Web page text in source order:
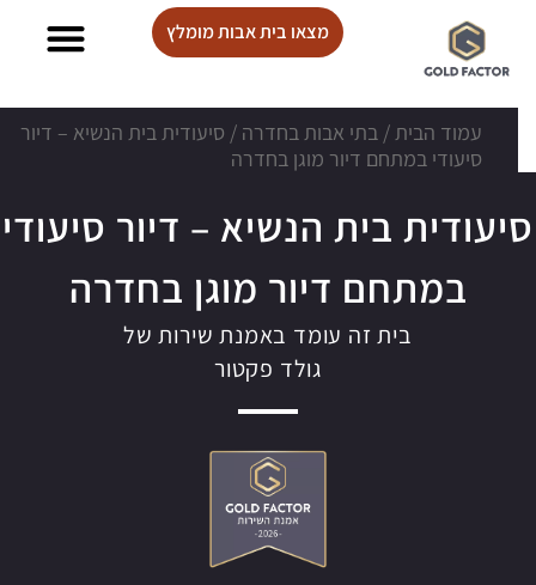
מצאו בית אבות מומלץ
עמוד הבית/ בתי אבות בחדרה / סיעודית בית הנשיא – דיור
סיעודי במתחם דיור מוגן בחדרה
סיעודית בית הנשיא – דיור סיעודי
במתחם דיור מוגן בחדרה
בית זה עומד באמנת שירות של
גולד פקטור